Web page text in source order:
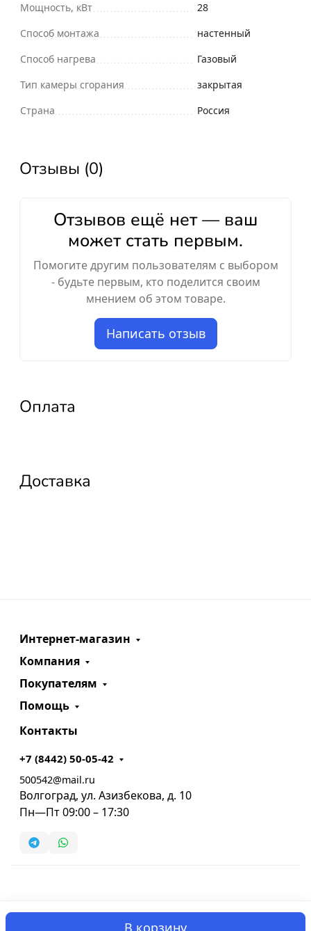
В корзину
Мощность, кВт
28
Способ монтажа
настенный
Способ нагрева
Газовый
Тип камеры сгорания
закрытая
Страна
Россия
Отзывы (0)
Отзывов ещё нет — ваш
может стать первым.
Помогите другим пользователям с выбором
- будьте первым, кто поделится своим
мнением об этом товаре.
Написать отзыв
Оплата
Доставка
Интернет-магазин
Компания
Покупателям
Помощь
Контакты
+7 (8442) 50-05-42
500542@mail.ru
Волгоград, ул. Азизбекова, д. 10
Пн—Пт 09:00 – 17:30